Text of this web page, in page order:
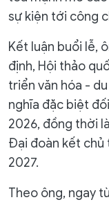
sự kiện tới công
Kết luận buổi lễ,
định, Hội thảo
triển văn hóa -
nghĩa đặc biệt
2026, đồng thời
Đại đoàn kết chủ
2027.
Theo ông, ngay